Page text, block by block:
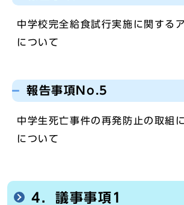
中学校完全給食試行実施に関する
について
報告事項No.5
中学生死亡事件の再発防止の取組
について
4．議事事項1